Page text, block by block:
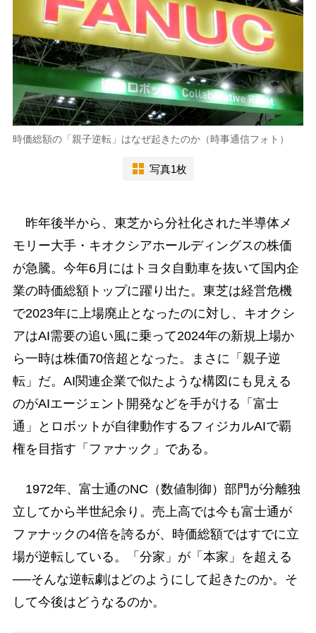
時価総額の「親子逆転」はなぜ起きたのか（時事通信フォト）
写真1枚
昨年後半から、東芝から分社化された半導体メ
モリー大手・キオクシアホールディングスの株価
が急騰。今年6月にはトヨタ自動車を抜いて国内企
業の時価総額トップに躍り出た。東芝は経営危機
で2023年に上場廃止となったのに対し、キオクシ
アはAI需要の追い風に乗って2024年の新規上場か
ら一時は株価70倍超となった。まさに「親子逆
転」だ。AI関連企業で似たような構図にも見える
のがAIエージェント開発などを手がける「富士
通」とロボットが自律動作するフィジカルAIで覇
権を目指す「ファナック」である。
1972年、富士通のNC（数値制御）部門が分離独
立してから半世紀余り。売上高では今も富士通が
ファナックの4倍を誇るが、時価総額ではすでに立
場が逆転している。「分家」が「本家」を超える
──そんな逆転劇はどのようにして起きたのか。そ
して今後はどうなるのか。